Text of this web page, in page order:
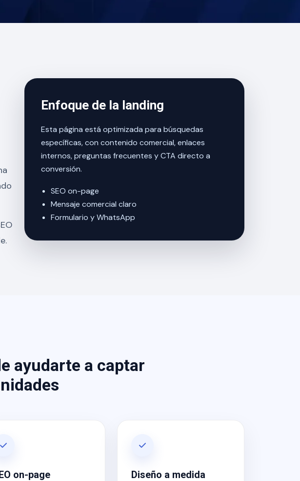
Enfoque de la landing
Esta página está optimizada para búsquedas
específicas, con contenido comercial, enlaces
internos, preguntas frecuentes y CTA directo a
conversión.
SEO on-page
Mensaje comercial claro
Formulario y WhatsApp
ayudarte a captar
on-page Diseño a medida